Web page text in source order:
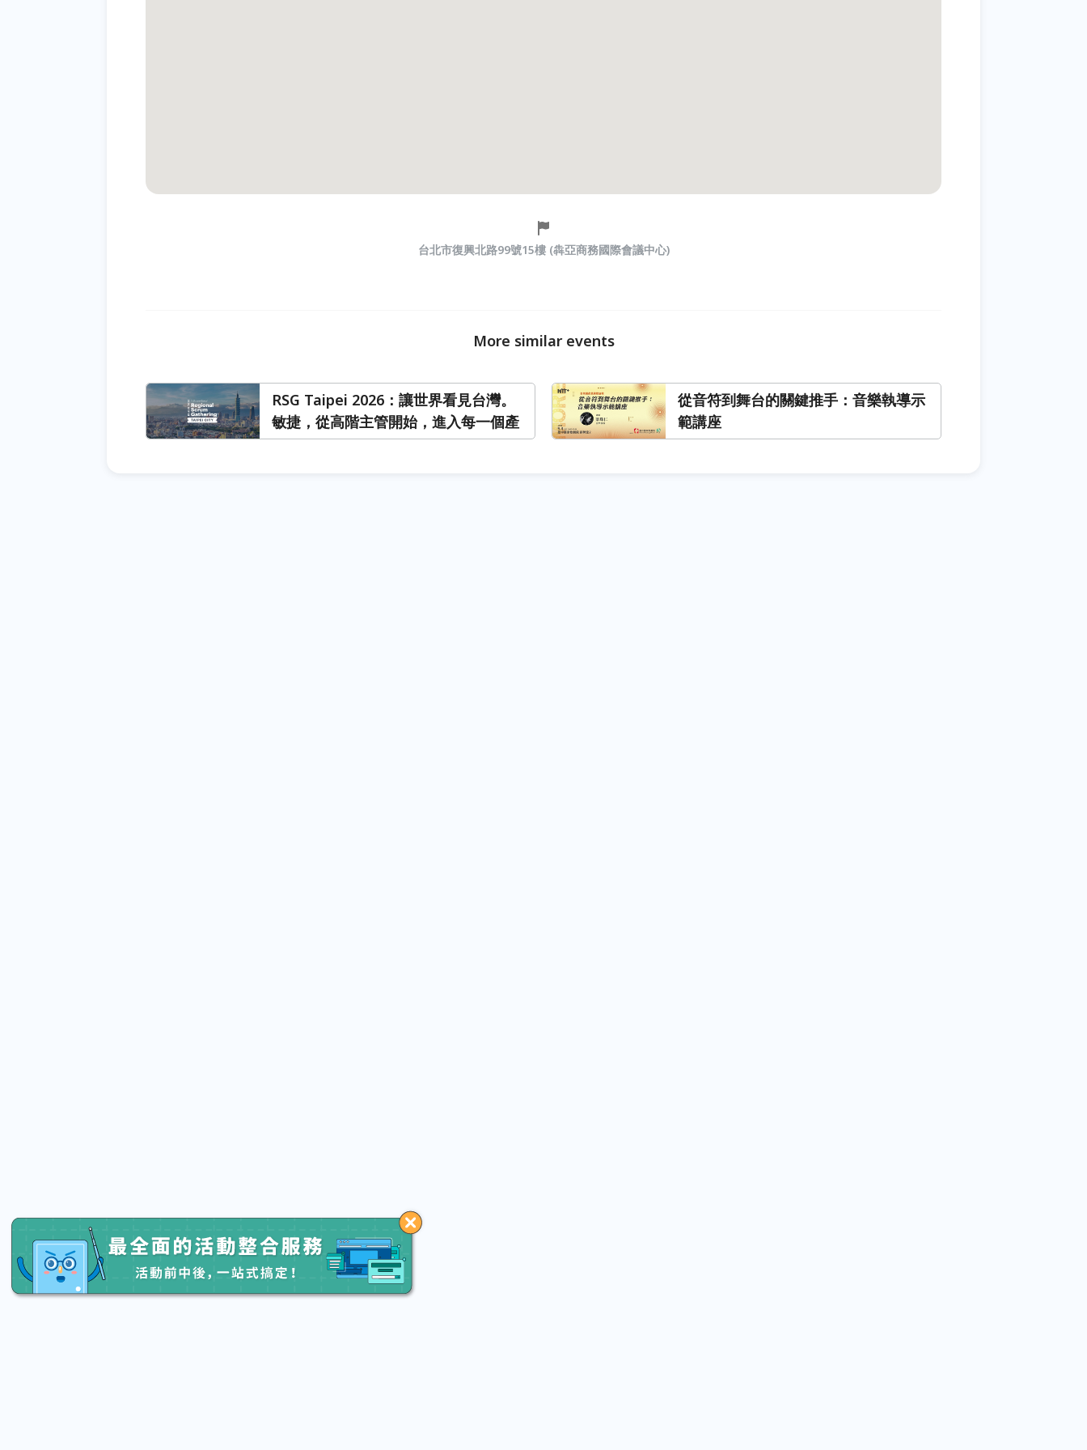
台北市復興北路99號15樓 (犇亞商務國際會議中心)
More similar events
RSG Taipei 2026：讓世界看見台灣。
敏捷，從高階主管開始，進入每一個產
業。
從音符到舞台的關鍵推手：音樂執導示
範講座